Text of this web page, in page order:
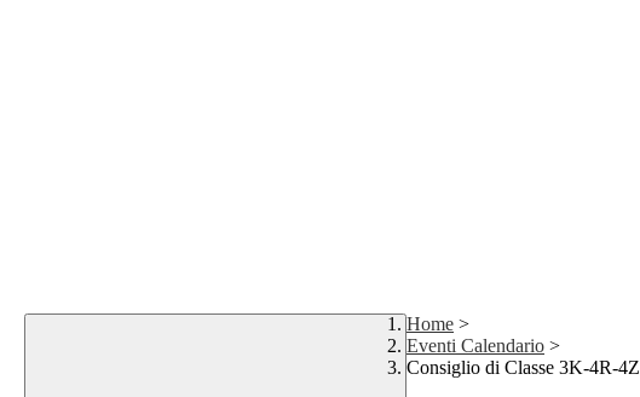
Home >
Eventi Calendario >
Consiglio di Classe 3K-4R-4Z